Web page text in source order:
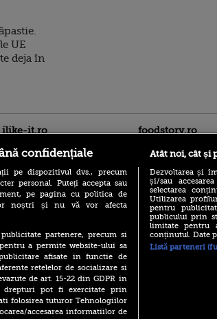
UE
deja în
ilike-it.ro foodstory.ro
(P) Descoperă
Evenimentelor
cu Transilvania
confidențiale
pe dispozitivul dvs., precum
personal. Puteți accepta sau
pe pagina cu politica de
noștri și nu vă vor afecta
partenere, precum si
a permite website-ului sa
afisate in functie de
retelelor de socializare si
de art. 15-22 din GDPR in
drepturi pot fi exercitate prin
folosirea tuturor Tehnologiilor
accesarea informatiilor de
Atât noi, cât și
Dezvoltarea și
și/sau
selectarea
Utilizarea
pentru
publicului prin
limitate pentru
conținutul. Date
Listă parteneri